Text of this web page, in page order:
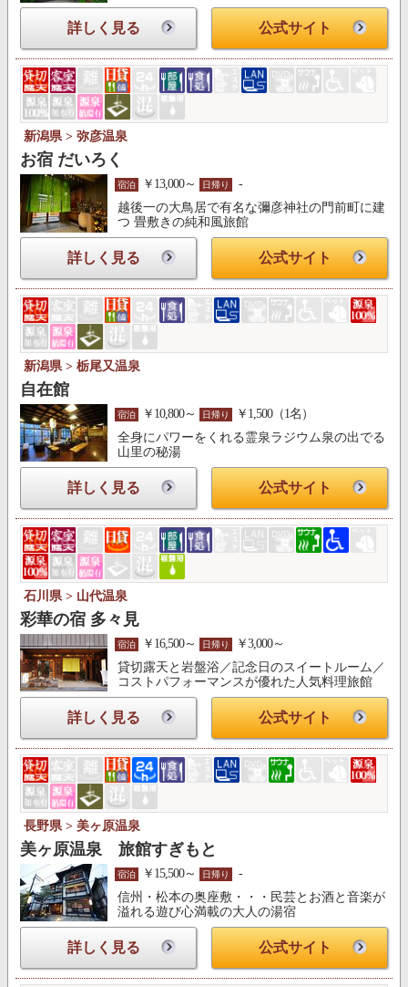
詳しく見る 公式サイト
新潟県 > 弥彦温泉
お宿 だいろく
宿泊 ￥13,000～ 日帰り
-
越後一の大鳥居で有名な彌彦神社の門前町に建
つ 畳敷きの純和風旅館
詳しく見る 公式サイト
新潟県 > 栃尾又温泉
自在館
宿泊 ￥10,800～ 日帰り
￥1,500（1名）
全身にパワーをくれる霊泉ラジウム泉の出でる
山里の秘湯
詳しく見る 公式サイト
石川県 > 山代温泉
彩華の宿 多々見
宿泊 ￥16,500～ 日帰り
￥3,000～
貸切露天と岩盤浴／記念日のスイートルーム／
コストパフォーマンスが優れた人気料理旅館
詳しく見る 公式サイト
長野県 > 美ヶ原温泉
美ヶ原温泉 旅館すぎもと
宿泊 ￥15,500～ 日帰り
-
信州・松本の奥座敷・・・民芸とお酒と音楽が
溢れる遊び心満載の大人の湯宿
詳しく見る 公式サイト